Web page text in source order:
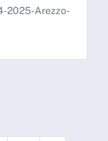
2025-Arezzo-